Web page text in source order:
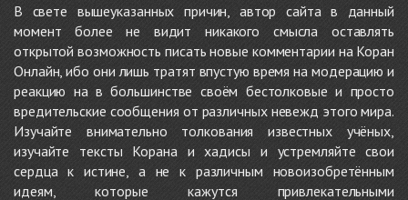
В свете вышеуказанных причин, автор сайта в данный
момент более не видит никакого смысла оставлять
открытой возможность писать новые комментарии на Коран
Онлайн, ибо они лишь тратят впустую время на модерацию и
реакцию на в большинстве своём бестолковые и просто
вредительские сообщения от различных невежд этого мира.
Изучайте внимательно толкования известных учёных,
изучайте тексты Корана и хадисы и устремляйте свои
сердца к истине, а не к различным новоизобретённым
идеям, которые кажутся привлекательными